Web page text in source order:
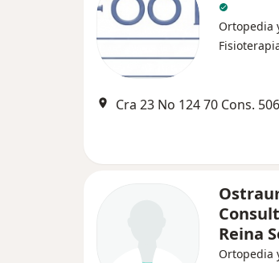
Ortopedia
Cra 23 No 124 70 Cons.
Reina
Ortopedia